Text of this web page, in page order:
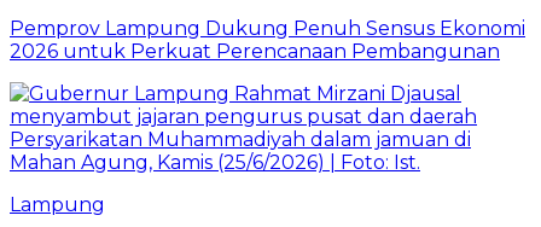
Pemprov Lampung Dukung Penuh Sensus Ekonomi
2026 untuk Perkuat Perencanaan Pembangunan
Lampung